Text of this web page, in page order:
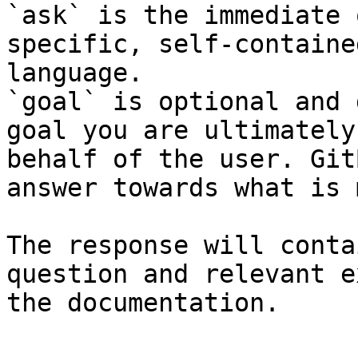
`ask` is the
specific, self-
language.
`goal` is optional and
goal you are
behalf of the user.
answer towards what
The response will
question and relevant
the documentation.